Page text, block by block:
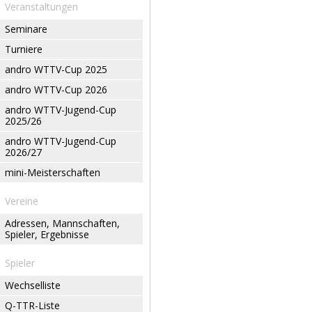
Veranstaltungen
Seminare
Turniere
andro WTTV-Cup 2025
andro WTTV-Cup 2026
andro WTTV-Jugend-Cup
2025/26
andro WTTV-Jugend-Cup
2026/27
mini-Meisterschaften
Vereine
Adressen, Mannschaften,
Spieler, Ergebnisse
Spieler
Wechselliste
Q-TTR-Liste